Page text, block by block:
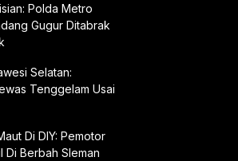
Polda Metro
Gugur Ditabrak
Selatan:
Tenggelam Usai
Di DIY: Pemotor
Berbah Sleman